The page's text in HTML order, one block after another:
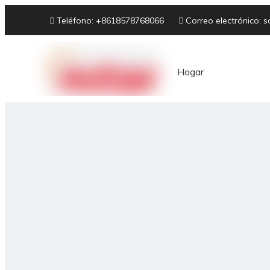
 Teléfono: +8618578768066  Correo electrónico:
Hogar